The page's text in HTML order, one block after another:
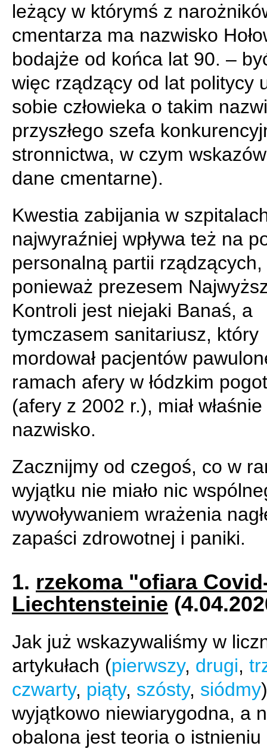
leżący w którymś z
cmentarza ma nazwisko
bodajże od końca lat 90. –
więc rządzący od lat politycy
sobie człowieka o takim
przyszłego szefa
stronnictwa, w czym
dane cmentarne).
Kwestia zabijania w
najwyraźniej wpływa też na
personalną partii rządzących,
ponieważ prezesem
Kontroli jest niejaki Banaś, a
tymczasem sanitariusz, który
mordował pacjentów
ramach afery w łódzkim
(afery z 2002 r.), miał
nazwisko.
Zacznijmy od czegoś, co w
wyjątku nie miało nic
wywoływaniem wrażenia
zapaści zdrowotnej i paniki.
1. rzekoma "ofiara
Liechtensteinie
Jak już wskazywaliśmy w
artykułach (pierwszy, drugi,
czwarty, piąty, szósty, siódmy)
wyjątkowo niewiarygodna, a
obalona jest teoria o istnieniu